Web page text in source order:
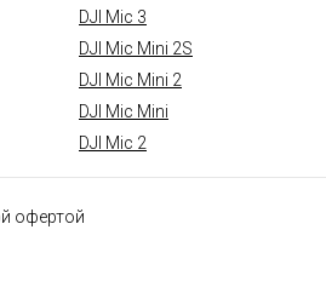
DJI Mic 3
DJI Mic Mini 2S
DJI Mic Mini 2
DJI Mic Mini
DJI Mic 2
офертой